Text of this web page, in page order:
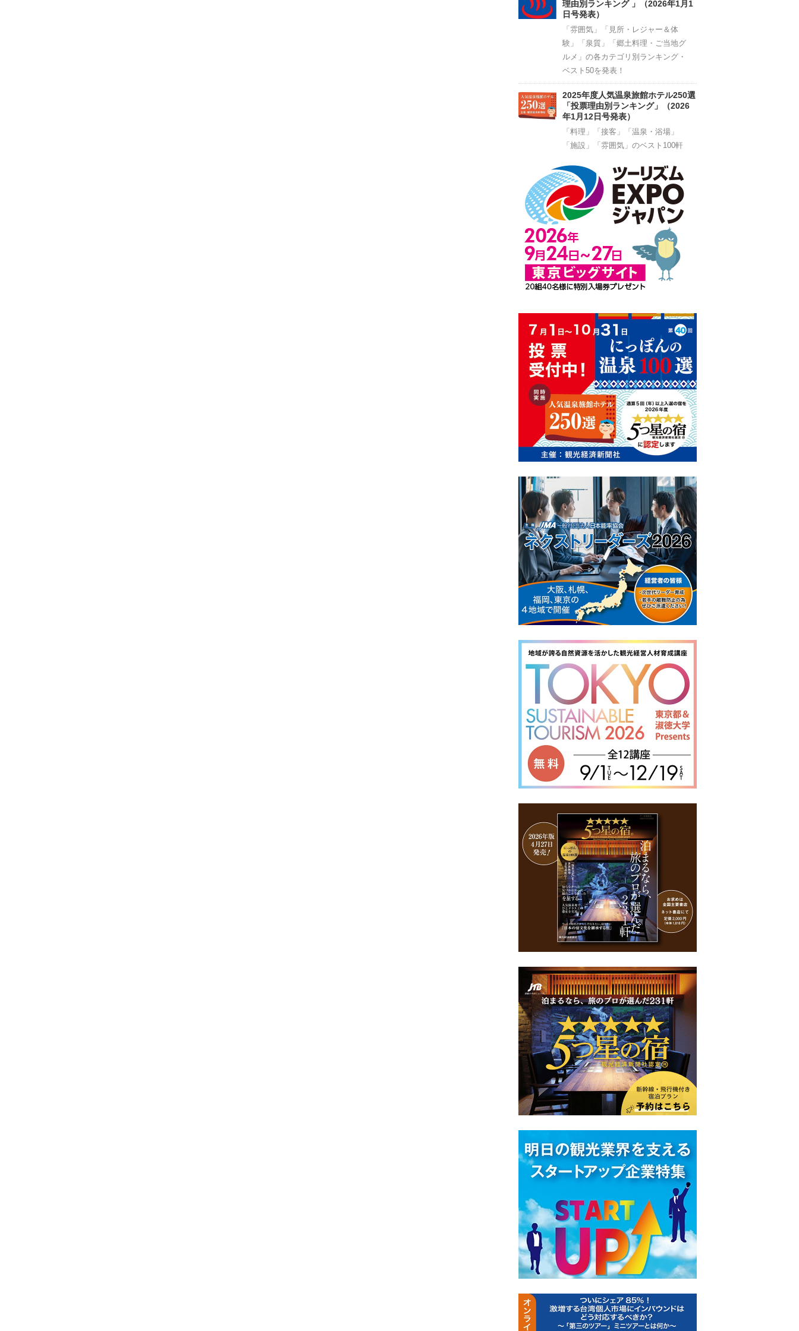
理由別ランキング 」（2026年1月1
日号発表）
「雰囲気」「見所・レジャー＆体
験」「泉質」「郷土料理・ご当地グ
ルメ」の各カテゴリ別ランキング・
ベスト50を発表！
2025年度人気温泉旅館ホテル250選
「投票理由別ランキング」（2026
年1月12日号発表）
「料理」「接客」「温泉・浴場」
「施設」「雰囲気」のベスト100軒